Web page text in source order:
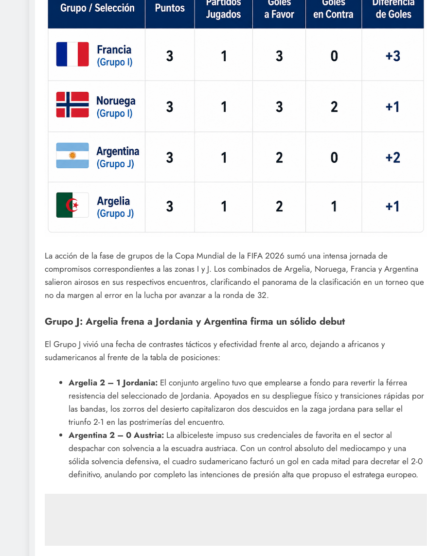
La acción de la fase de grupos de la Copa Mundial de la FIFA 2026 sumó una intensa jornada de
compromisos correspondientes a las zonas I y J. Los combinados de Argelia, Noruega, Francia y Argentina
salieron airosos en sus respectivos encuentros, clarificando el panorama de la clasificación en un torneo que
no da margen al error en la lucha por avanzar a la ronda de 32.
Grupo J: Argelia frena a Jordania y Argentina firma un sólido debut
El Grupo J vivió una fecha de contrastes tácticos y efectividad frente al arco, dejando a africanos y
sudamericanos al frente de la tabla de posiciones:
Argelia 2 – 1 Jordania:El conjunto argelino tuvo que emplearse a fondo para revertir la férrea
resistencia del seleccionado de Jordania. Apoyados en su despliegue físico y transiciones rápidas por
las bandas, los zorros del desierto capitalizaron dos descuidos en la zaga jordana para sellar el
triunfo 2-1 en las postrimerías del encuentro.
Argentina 2 – 0 Austria:La albiceleste impuso sus credenciales de favorita en el sector al
despachar con solvencia a la escuadra austriaca. Con un control absoluto del mediocampo y una
sólida solvencia defensiva, el cuadro sudamericano facturó un gol en cada mitad para decretar el 2-0
definitivo, anulando por completo las intenciones de presión alta que propuso el estratega europeo.